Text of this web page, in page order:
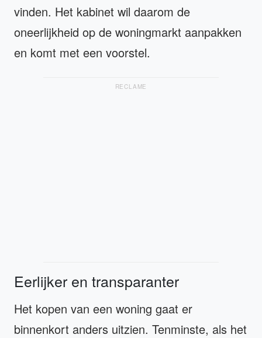
vinden. Het kabinet wil daarom de
oneerlijkheid op de woningmarkt aanpakken
en komt met een voorstel.
RECLAME
Eerlijker en transparanter
Het kopen van een woning gaat er
binnenkort anders uitzien. Tenminste, als het